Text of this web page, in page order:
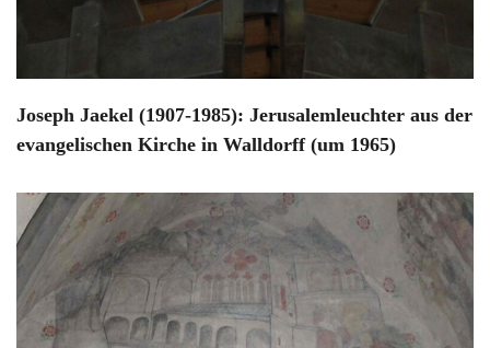
Joseph Jaekel (1907-1985): Jerusalemleuchter aus der
evangelischen Kirche in Walldorff (um 1965)